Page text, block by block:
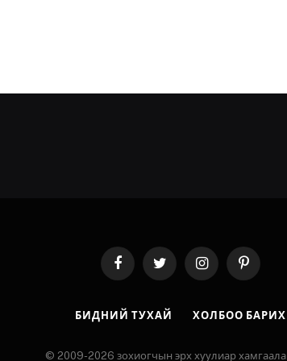
FacebookTwitter InstagramPinterest
БИДНИЙ ТУХАЙ ХОЛБОО БАРИХ
© 2009-2026 зохиогчын эрх хуулиар